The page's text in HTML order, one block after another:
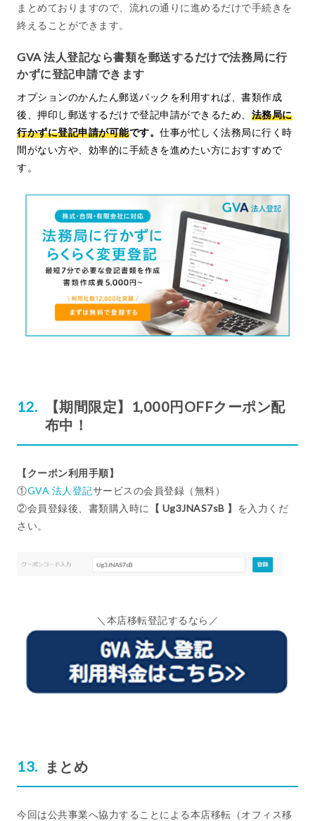
まとめておりますので、流れの通りに進めるだけで手続きを
終えることができます。
GVA 法人登記なら書類を郵送するだけで法務局に行
かずに登記申請できます
オプションのかんたん郵送パックを利用すれば、書類作成
後、押印し郵送するだけで登記申請ができるため、 法務局に
行かずに登記申請が可能です。 仕事が忙しく法務局に行く時
間がない方や、効率的に手続きを進めたい方におすすめで
す。
【期間限定】1,000円OFFクーポン配
布中！
【クーポン利用手順】
①GVA 法人登記サービスの会員登録（無料）
②会員登録後、書類購入時に
【 Ug3JNAS7sB 】 を入力くだ
さい。
＼本店移転登記するなら／
まとめ
今回は公共事業へ協力することによる本店移転（オフィス移